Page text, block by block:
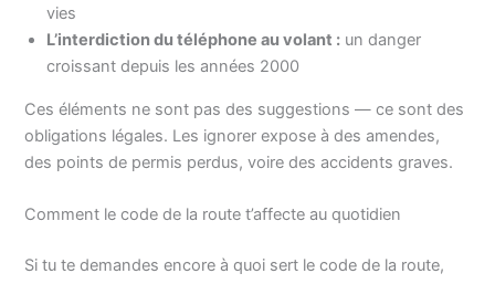
vies
L’interdiction du téléphone au volant : un danger
croissant depuis les années 2000
Ces éléments ne sont pas des suggestions — ce sont des
obligations légales. Les ignorer expose à des amendes,
des points de permis perdus, voire des accidents graves.
Comment le code de la route t’affecte au quotidien
Si tu te demandes encore à quoi sert le code de la route,